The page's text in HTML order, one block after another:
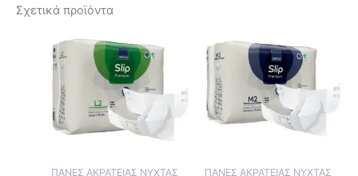
Σχετικά προϊόντα
ΠΑΝΕΣ ΑΚΡΑΤΕΙΑΣ ΝΥΧΤΑΣ ΠΑΝΕΣ ΑΚΡΑΤΕΙΑΣ ΝΥΧΤΑΣ